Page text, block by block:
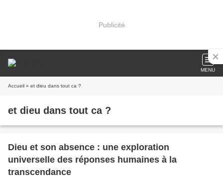
Publicité
MENU
Accueil » et dieu dans tout ca ?
et dieu dans tout ca ?
Dieu et son absence : une exploration
universelle des réponses humaines à la
transcendance